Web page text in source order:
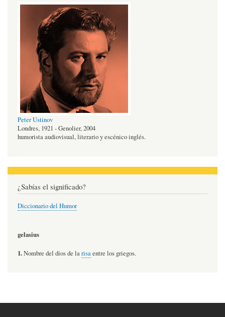
Peter Ustinov
Londres, 1921 - Genolier, 2004
humorista audiovisual, literario y escénico inglés.
¿Sabías el significado?
Diccionario del Humor
gelasius
1.Nombre del dios de larisaentre los griegos.